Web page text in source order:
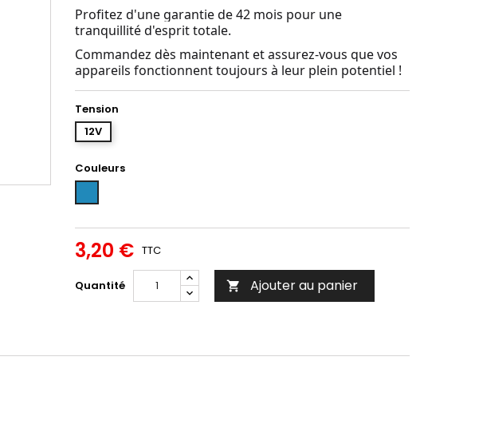
Profitez d'une garantie de 42 mois pour une
tranquillité d'esprit totale.
Commandez dès maintenant et assurez-vous que vos
appareils fonctionnent toujours à leur plein potentiel !
Tension
12V
Couleurs
3,20 € TTC
Quantité  Ajouter au panier